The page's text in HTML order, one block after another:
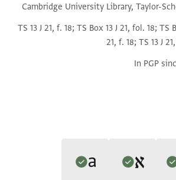
Cambridge University Library, Taylor-
TS 13 J 21, f. 18; TS Box 13 J 21, fol. 18; TS
21, f. 18; TS 13 J
In PGP